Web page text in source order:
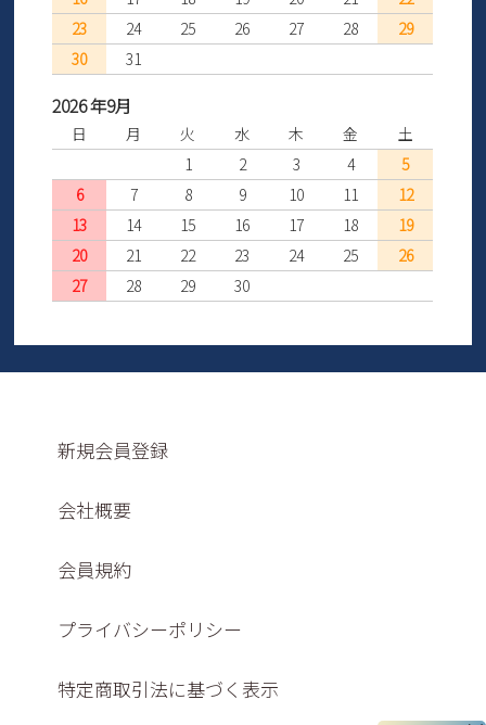
23
24 25 26 27 28
29
30
31
2026 年9月
日 月 火 水 木 金
土
1
2 3 4
5
6
7 8 9 10 11
12
13
14 15 16 17 18
19
20
21 22 23 24 25
26
27
28 29 30
新規会員登録
会社概要
会員規約
プライバシーポリシー
特定商取引法に基づく表示